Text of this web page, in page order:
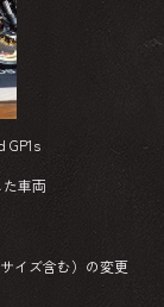
GP1s
車両
イズ含む）の変更